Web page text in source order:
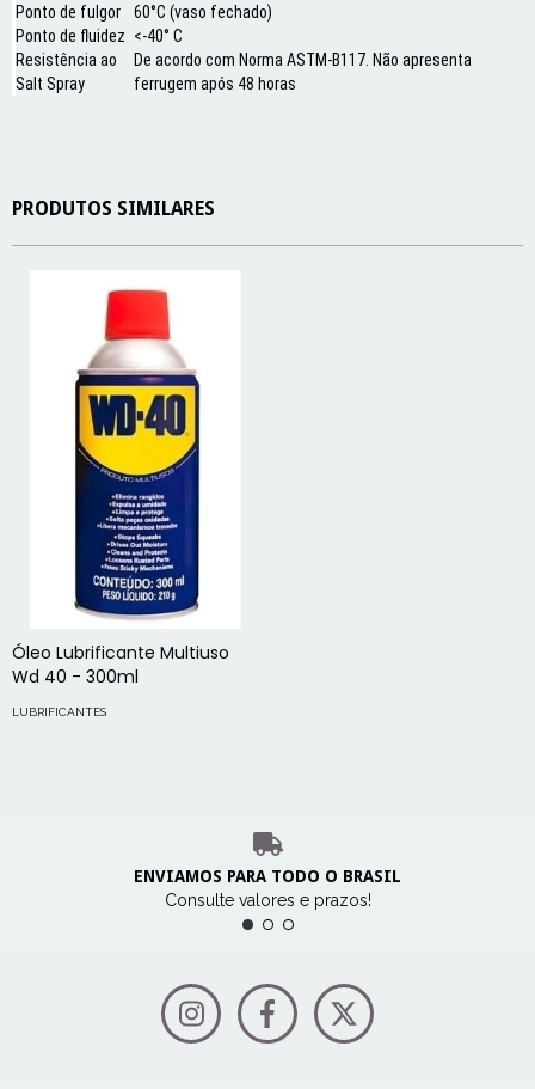
Ponto de fulgor
60°C (vaso fechado)
Ponto de fluidez <-40° C
Resistência ao
Salt Spray
De acordo com Norma ASTM-B117. Não apresenta
ferrugem após 48 horas
PRODUTOS SIMILARES
Óleo Lubrificante Multiuso
Wd 40 - 300ml
LUBRIFICANTES
ENVIAMOS PARA TODO O BRASIL
Consulte valores e prazos!